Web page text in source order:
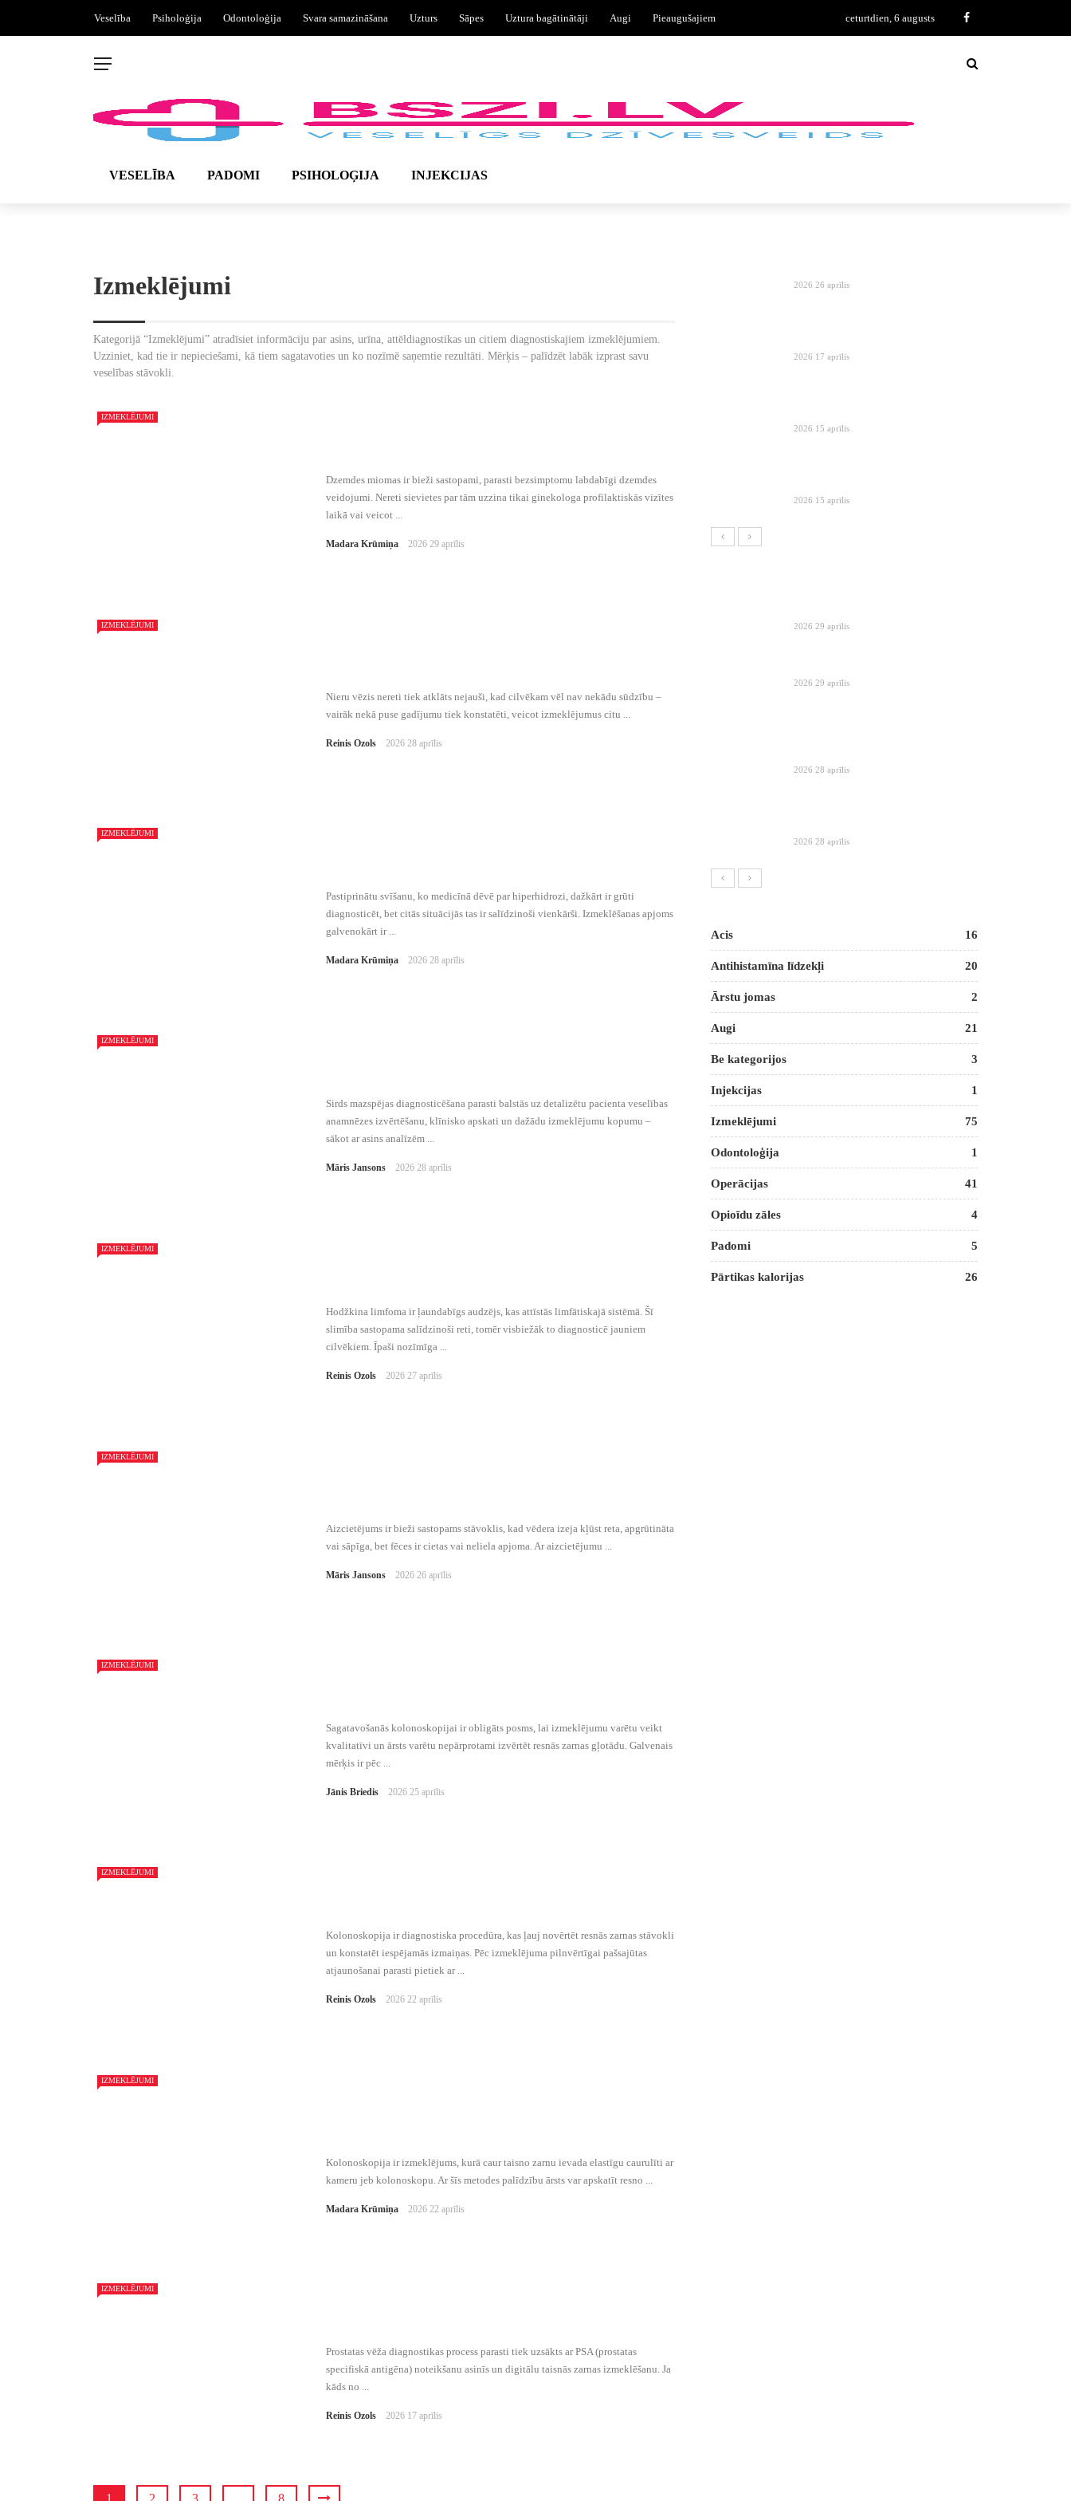
Veselība Psiholoģija Odontoloģija Svara samazināšana Uzturs Sāpes Uztura bagātinātāji Augi Pieaugušajiem ceturtdien, 6 augusts
VESELĪBA PADOMI PSIHOLOĢIJA INJEKCIJAS
Izmeklējumi
Kategorijā “Izmeklējumi” atradīsiet informāciju par asins, urīna, attēldiagnostikas un citiem diagnostiskajiem izmeklējumiem.
Uzziniet, kad tie ir nepieciešami, kā tiem sagatavoties un ko nozīmē saņemtie rezultāti. Mērķis – palīdzēt labāk izprast savu
veselības stāvokli.
IZMEKLĒJUMI
Dzemdes miomas ir bieži sastopami, parasti bezsimptomu labdabīgi dzemdes
veidojumi. Nereti sievietes par tām uzzina tikai ginekologa profilaktiskās vizītes
laikā vai veicot ...
Madara Krūmiņa 2026 29 aprīlis
IZMEKLĒJUMI
Nieru vēzis nereti tiek atklāts nejauši, kad cilvēkam vēl nav nekādu sūdzību –
vairāk nekā puse gadījumu tiek konstatēti, veicot izmeklējumus citu ...
Reinis Ozols 2026 28 aprīlis
IZMEKLĒJUMI
Pastiprinātu svīšanu, ko medicīnā dēvē par hiperhidrozi, dažkārt ir grūti
diagnosticēt, bet citās situācijās tas ir salīdzinoši vienkārši. Izmeklēšanas apjoms
galvenokārt ir ...
Madara Krūmiņa 2026 28 aprīlis
IZMEKLĒJUMI
Sirds mazspējas diagnosticēšana parasti balstās uz detalizētu pacienta veselības
anamnēzes izvērtēšanu, klīnisko apskati un dažādu izmeklējumu kopumu –
sākot ar asins analīzēm ...
Māris Jansons 2026 28 aprīlis
IZMEKLĒJUMI
Hodžkina limfoma ir ļaundabīgs audzējs, kas attīstās limfātiskajā sistēmā. Šī
slimība sastopama salīdzinoši reti, tomēr visbiežāk to diagnosticē jauniem
cilvēkiem. Īpaši nozīmīga ...
Reinis Ozols 2026 27 aprīlis
IZMEKLĒJUMI
Aizcietējums ir bieži sastopams stāvoklis, kad vēdera izeja kļūst reta, apgrūtināta
vai sāpīga, bet fēces ir cietas vai neliela apjoma. Ar aizcietējumu ...
Māris Jansons 2026 26 aprīlis
IZMEKLĒJUMI
Sagatavošanās kolonoskopijai ir obligāts posms, lai izmeklējumu varētu veikt
kvalitatīvi un ārsts varētu nepārprotami izvērtēt resnās zarnas gļotādu. Galvenais
mērķis ir pēc ...
Jānis Briedis 2026 25 aprīlis
IZMEKLĒJUMI
Kolonoskopija ir diagnostiska procedūra, kas ļauj novērtēt resnās zarnas stāvokli
un konstatēt iespējamās izmaiņas. Pēc izmeklējuma pilnvērtīgai pašsajūtas
atjaunošanai parasti pietiek ar ...
Reinis Ozols 2026 22 aprīlis
IZMEKLĒJUMI
Kolonoskopija ir izmeklējums, kurā caur taisno zarnu ievada elastīgu caurulīti ar
kameru jeb kolonoskopu. Ar šīs metodes palīdzību ārsts var apskatīt resno ...
Madara Krūmiņa 2026 22 aprīlis
IZMEKLĒJUMI
Prostatas vēža diagnostikas process parasti tiek uzsākts ar PSA (prostatas
specifiskā antigēna) noteikšanu asinīs un digitālu taisnās zarnas izmeklēšanu. Ja
kāds no ...
Reinis Ozols 2026 17 aprīlis
1 2 3 8
2026 26 aprīlis
2026 17 aprīlis
2026 15 aprīlis
2026 15 aprīlis
2026 29 aprīlis
2026 29 aprīlis
2026 28 aprīlis
2026 28 aprīlis
Acis 16
Antihistamīna līdzekļi 20
Ārstu jomas 2
Augi 21
Be kategorijos 3
Injekcijas 1
Izmeklējumi 75
Odontoloģija 1
Operācijas 41
Opioīdu zāles 4
Padomi 5
Pārtikas kalorijas 26